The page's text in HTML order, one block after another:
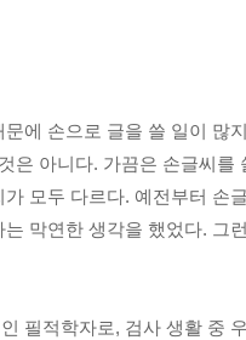
에 손으로 글을 쓸 일이 많
은 아니다. 가끔은 손글씨를
모두 다르다. 예전부터 손
막연한 생각을 했었다. 그
필적학자로, 검사 생활 중